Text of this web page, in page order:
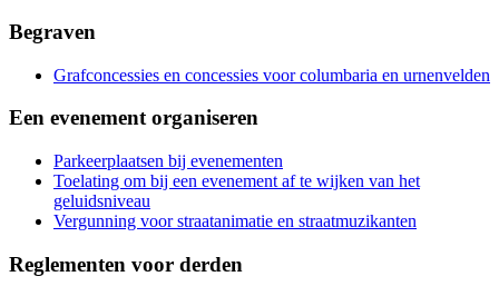
Begraven
Grafconcessies en concessies voor columbaria en urnenvelden
Een evenement organiseren
Parkeerplaatsen bij evenementen
Toelating om bij een evenement af te wijken van het
geluidsniveau
Vergunning voor straatanimatie en straatmuzikanten
Reglementen voor derden